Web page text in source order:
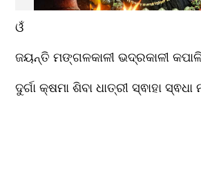
ଓଁ
ଜୟନ୍ତି ମଙ୍ଗଳକାଳୀ ଭଦ୍ରକାଳୀ
ଦୁର୍ଗା କ୍ଷମା ଶିବା ଧାତ୍ରୀ ସ୍ଵାହା